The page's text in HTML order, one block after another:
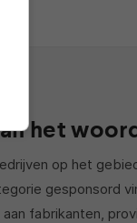
het
op het
gesponsord
fabrikanten,